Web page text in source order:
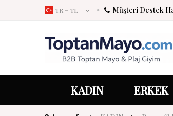
TR − TL Müşteri Destek
KADIN ERKEK